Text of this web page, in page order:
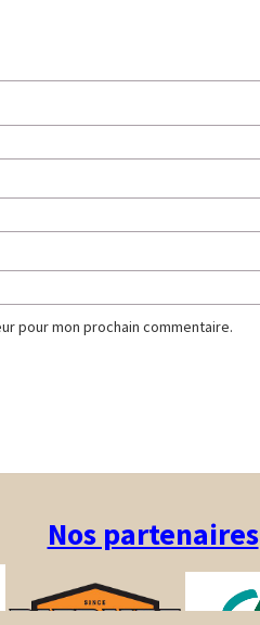
pour mon prochain commentaire.
Nos partenaires